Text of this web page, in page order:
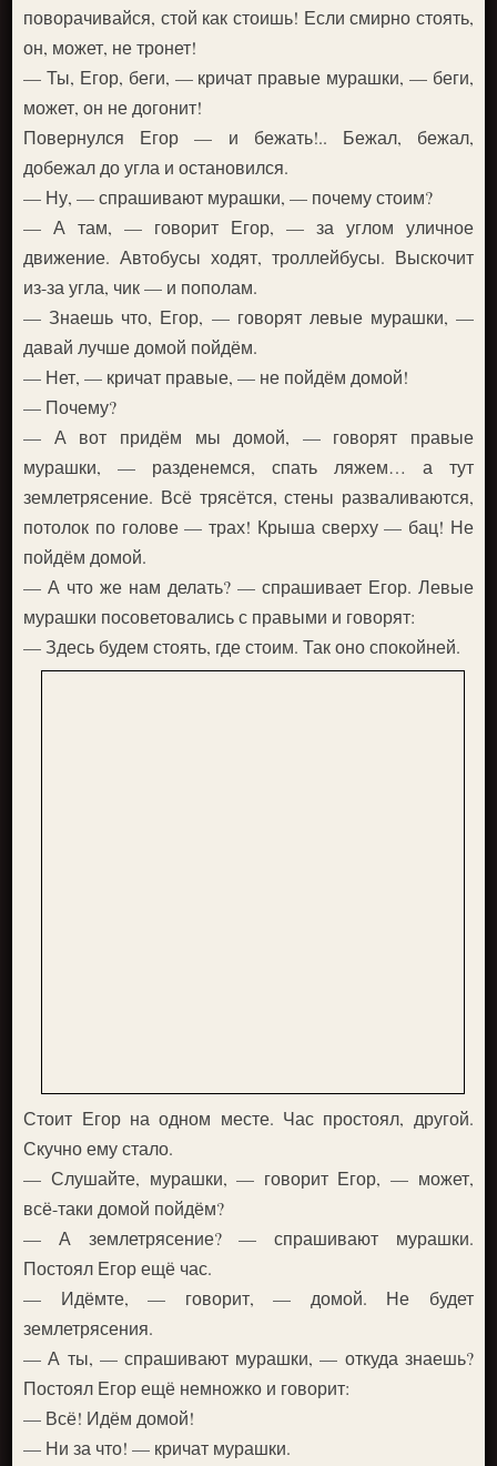
поворачивайся, стой как стоишь! Если смирно стоять,
он, может, не тронет!
— Ты, Егор, беги, — кричат правые мурашки, — беги,
может, он не догонит!
Повернулся Егор — и бежать!.. Бежал, бежал,
добежал до угла и остановился.
— Ну, — спрашивают мурашки, — почему стоим?
— А там, — говорит Егор, — за углом уличное
движение. Автобусы ходят, троллейбусы. Выскочит
из-за угла, чик — и пополам.
— Знаешь что, Егор, — говорят левые мурашки, —
давай лучше домой пойдём.
— Нет, — кричат правые, — не пойдём домой!
— Почему?
— А вот придём мы домой, — говорят правые
мурашки, — разденемся, спать ляжем… а тут
землетрясение. Всё трясётся, стены разваливаются,
потолок по голове — трах! Крыша сверху — бац! Не
пойдём домой.
— А что же нам делать? — спрашивает Егор. Левые
мурашки посоветовались с правыми и говорят:
— Здесь будем стоять, где стоим. Так оно спокойней.
Стоит Егор на одном месте. Час простоял, другой.
Скучно ему стало.
— Слушайте, мурашки, — говорит Егор, — может,
всё-таки домой пойдём?
— А землетрясение? — спрашивают мурашки.
Постоял Егор ещё час.
— Идёмте, — говорит, — домой. Не будет
землетрясения.
— А ты, — спрашивают мурашки, — откуда знаешь?
Постоял Егор ещё немножко и говорит:
— Всё! Идём домой!
— Ни за что! — кричат мурашки.